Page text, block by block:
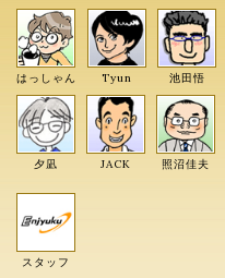
はっしゃん Tyun 池田悟
夕凪 JACK 照沼佳夫
スタッフ